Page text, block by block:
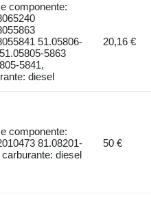
componente:
51.05806-
5863
5841,
diesel
20,16 €
componente:
81.08201-
carburante: diesel
50 €